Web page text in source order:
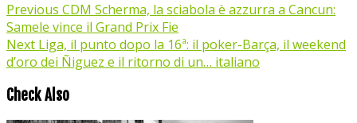
Previous CDM Scherma, la sciabola è azzurra a Cancun:
Samele vince il Grand Prix Fie
Next Liga, il punto dopo la 16ª: il poker-Barça, il weekend
d’oro dei Ñiguez e il ritorno di un… italiano
Check Also